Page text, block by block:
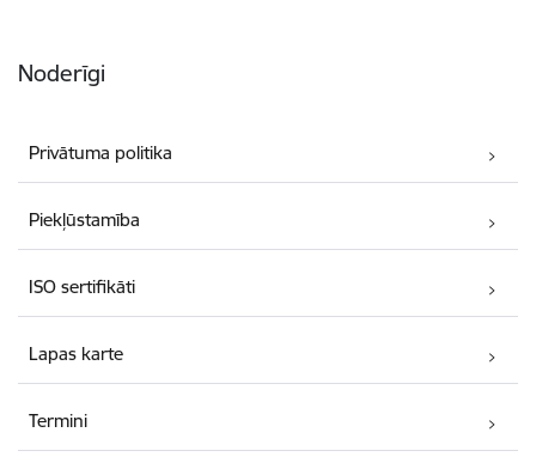
Noderīgi
Privātuma politika
Piekļūstamība
ISO sertifikāti
Lapas karte
Termini